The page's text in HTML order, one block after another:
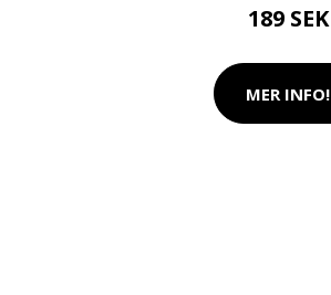
189 SEK
MER INFO!